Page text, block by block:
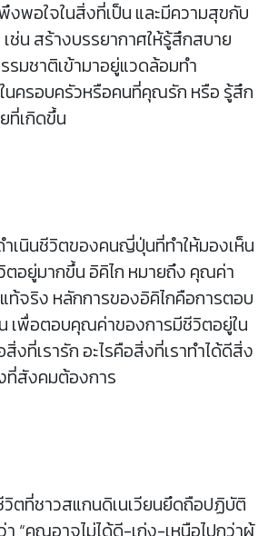
งพอใจในสิ่งที่เป็น และมีความสุขกับ
ช่น สร้างบรรยากาศให้รู้สึกสบาย
รมชาติเข้ามาอยู่แวดล้อมทำ
นครอบครัวหรือคนที่คุณรัก หรือ รู้สึก
ที่เกิดขึ้น
เนินชีวิตของคนญี่ปุ่นที่ทำให้มองเห็น
ตอยู่มากขึ้น อิคิไก หมายถึง คุณค่า
จริง หลักการของอิคิไกคือการตอบ
เพื่อตอบคุณค่าของการมีชีวิตอยู่ใน
งที่เรารัก อะไรคือสิ่งที่เราทำได้ดีสิ่ง
ที่สังคมต้องการ
ตที่ชาวสแกนดิเนเวียนยึดถือปฏิบัติ
“คุณอาจไม่ได้ดี-เก่ง-เหนือไปกว่าผู้